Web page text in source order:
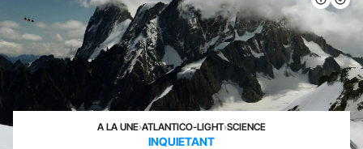
A LA UNE›ATLANTICO-LIGHT›SCIENCE
INQUIETANT